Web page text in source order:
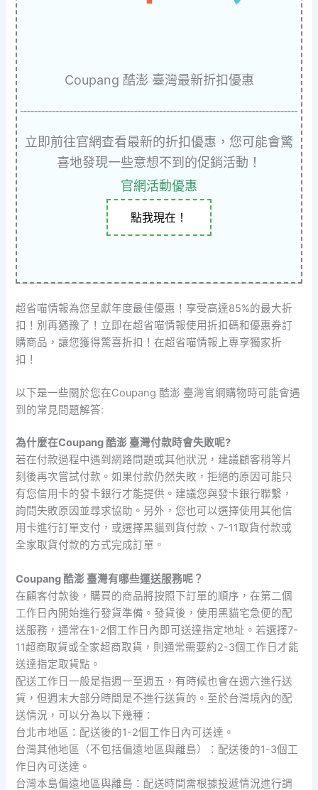
Coupang 酷澎 臺灣最新折扣優惠
立即前往官網查看最新的折扣優惠，您可能會驚
喜地發現一些意想不到的促銷活動！
官網活動優惠
點我現在！
超省喵情報為您呈獻年度最佳優惠！享受高達85%的最大折
扣！別再猶豫了！立即在超省喵情報使用折扣碼和優惠券訂
購商品，讓您獲得驚喜折扣！在超省喵情報上專享獨家折
扣！
以下是一些關於您在Coupang 酷澎 臺灣官網購物時可能會遇
到的常見問題解答:
為什麼在Coupang 酷澎 臺灣付款時會失敗呢?
若在付款過程中遇到網路問題或其他狀況，建議顧客稍等片
刻後再次嘗試付款。如果付款仍然失敗，拒絕的原因可能只
有您信用卡的發卡銀行才能提供。建議您與發卡銀行聯繫，
詢問失敗原因並尋求協助。另外，您也可以選擇使用其他信
用卡進行訂單支付，或選擇黑貓到貨付款、7-11取貨付款或
全家取貨付款的方式完成訂單。
Coupang 酷澎 臺灣有哪些運送服務呢？
在顧客付款後，購買的商品將按照下訂單的順序，在第二個
工作日內開始進行發貨準備。發貨後，使用黑貓宅急便的配
送服務，通常在1-2個工作日內即可送達指定地址。若選擇7-
11超商取貨或全家超商取貨，則通常需要約2-3個工作日才能
送達指定取貨點。
配送工作日一般是指週一至週五，有時候也會在週六進行送
貨，但週末大部分時間是不進行送貨的。至於台灣境內的配
送情況，可以分為以下幾種：
台北市地區：配送後的1-2個工作日內可送達。
台灣其他地區（不包括偏遠地區與離島）：配送後的1-3個工
作日內可送達。
台灣本島偏遠地區與離島：配送時間需根據投遞情況進行調